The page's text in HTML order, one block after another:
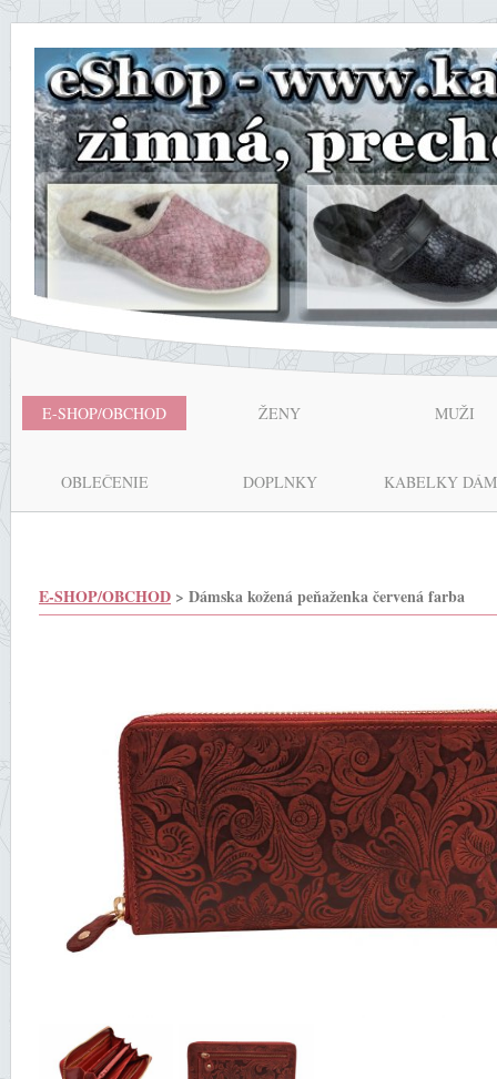
E-SHOP/OBCHOD ŽENY MUŽI
OBLEČENIE DOPLNKY KABELKY
E-SHOP/OBCHOD > Dámska kožená peňaženka červená farba